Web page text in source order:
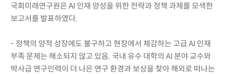
국회미래연구원은 AI 인재 양성을 위한 전략과 정책 과제를 모색한
보고서를 발표하였다.
- 정책의 양적 성장에도 불구하고 현장에서 체감하는 고급 AI 인재
부족 문제는 해소되지 않고 있음. 국내 유수 대학의 AI 분야 교수와
박사급 연구인력이 더 나은 연구 환경과 보상을 찾아 해외로 떠나는